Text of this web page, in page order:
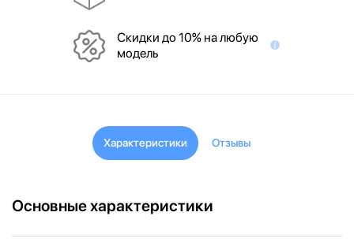
Скидки до 10% на любую
модель
Характеристики Отзывы
Основные характеристики